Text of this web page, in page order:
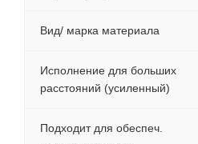
Вид/ марка материала
Исполнение для больших
расстояний (усиленный)
Подходит для обеспеч.